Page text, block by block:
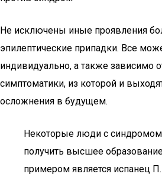
Не исключены иные проявления
эпилептические припадки. Все
индивидуально, а также зависимо
симптоматики, из которой и
осложнения в будущем.
Некоторые люди с
получить высшее
примером является испанец